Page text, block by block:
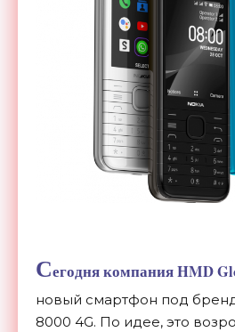
Сегодня компания HMD
новый смартфон под
8000 4G. По идее, это